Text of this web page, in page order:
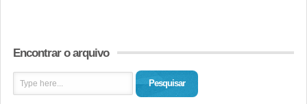
Encontrar o arquivo
Pesquisar